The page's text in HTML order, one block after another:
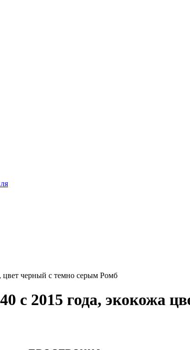
черный с темно серым Ромб
с 2015 года, экокожа